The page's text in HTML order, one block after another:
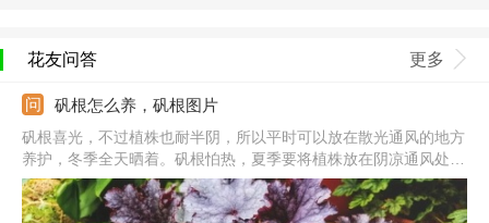
花友问答 更多
矾根怎么养，矾根图片
矾根喜光，不过植株也耐半阴，所以平时可以放在散光通风的地方
养护，冬季全天晒着。矾根怕热，夏季要将植株放在阴凉通风处，
勤向植株喷水增湿，冬季保证养护温度在0℃以上。在植株的生长
期，观察盆土表面发白变干浇透水，每隔半个月追施一次氮磷钾均